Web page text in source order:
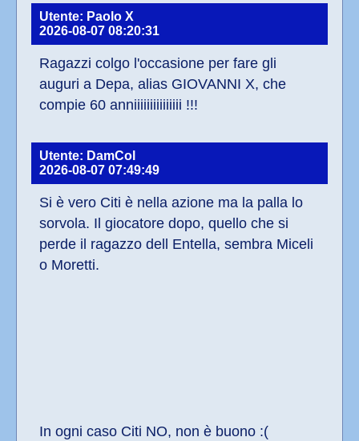
Utente: Paolo X
2026-08-07 08:20:31
Ragazzi colgo l'occasione per fare gli
auguri a Depa, alias GIOVANNI X, che
compie 60 anniiiiiiiiiiiiiii !!!
Utente: DamCol
2026-08-07 07:49:49
Si è vero Citi è nella azione ma la palla lo
sorvola. Il giocatore dopo, quello che si
perde il ragazzo dell Entella, sembra Miceli
o Moretti.
In ogni caso Citi NO, non è buono :(